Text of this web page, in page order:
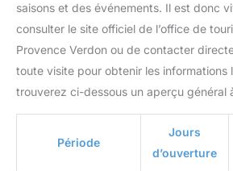
saisons et des événements. Il est donc
consulter le site officiel de l’office de
Provence Verdon ou de contacter
toute visite pour obtenir les informations
trouverez ci-dessous un aperçu général
Période
Jours
d’ouverture